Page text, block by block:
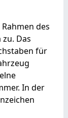
des
Das
für
In der